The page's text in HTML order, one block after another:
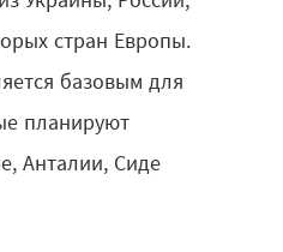
стран Европы.
базовым для
планируют
Анталии, Сиде